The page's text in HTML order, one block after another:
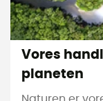
Vores
planeten